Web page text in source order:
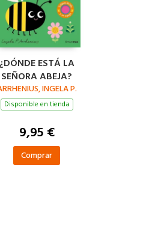
¿DÓNDE ESTÁ LA
SEÑORA ABEJA?
INGELA P.
Disponible en tienda
9,95 €
Comprar